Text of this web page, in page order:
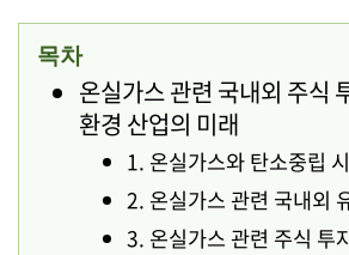
목차
온실가스 관련 국내외 주식
환경 산업의 미래
1. 온실가스와 탄소중립
2. 온실가스 관련 국내외
3. 온실가스 관련 주식 투